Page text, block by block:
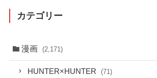
カテゴリー
漫画 (2,171)
HUNTER×HUNTER (71)